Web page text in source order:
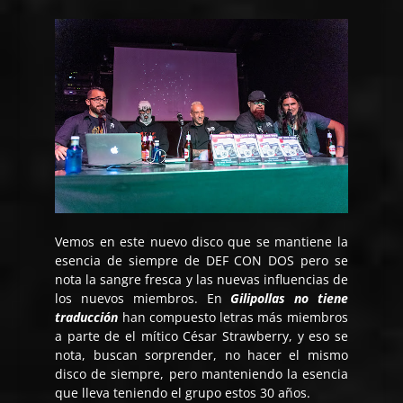
Vemos en este nuevo disco que se mantiene la
esencia de siempre de DEF CON DOS pero se
nota la sangre fresca y las nuevas influencias de
los nuevos miembros. En Gilipollas no tiene
traducción han compuesto letras más miembros
a parte de el mítico César Strawberry, y eso se
nota, buscan sorprender, no hacer el mismo
disco de siempre, pero manteniendo la esencia
que lleva teniendo el grupo estos 30 años.